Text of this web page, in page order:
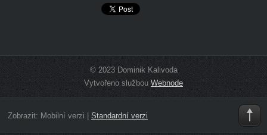
© 2023 Dominik Kalivoda
Vytvořeno službou Webnode
Zobrazit: Mobilní verzi Standardní verzi